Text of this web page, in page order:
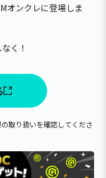
オンクレに登場しま
く！
取り扱いを確認してくださ